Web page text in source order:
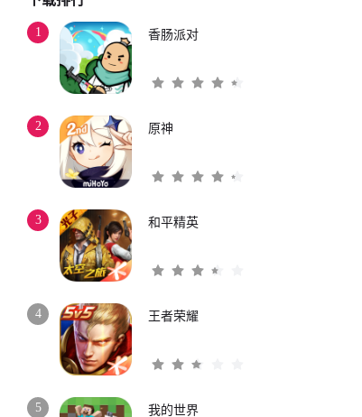
1 香肠派对
2 原神
3 和平精英
4 王者荣耀
5 我的世界